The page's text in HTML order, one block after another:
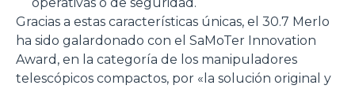
Gracias a estas características únicas, el 30.7 Merlo
ha sido galardonado con el SaMoTer Innovation
Award, en la categoría de los manipuladores
telescópicos compactos, por «la solución original y